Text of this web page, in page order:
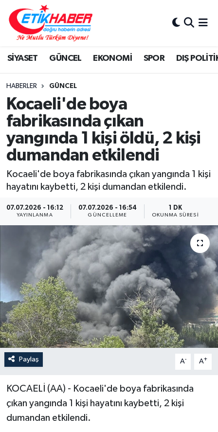
SİYASET GÜNCEL EKONOMİ SPOR DIŞ
HABERLER GÜNCEL
Kocaeli'de boya
fabrikasında çıkan
yangında 1 kişi öldü, 2 kişi
dumandan etkilendi
Kocaeli'de boya fabrikasında çıkan yangında 1 kişi
hayatını kaybetti, 2 kişi dumandan etkilendi.
07.07.2026 - 16:12
YAYINLANMA
07.07.2026 - 16:54
GÜNCELLEME
1 DK
OKUNMA SÜRESI
Paylaş A- A+
KOCAELİ (AA) - Kocaeli'de boya fabrikasında
çıkan yangında 1 kişi hayatını kaybetti, 2 kişi
dumandan etkilendi.
BİLİM-TEKNOLOJİ
DIŞ POLİTİKA
DÜNYA
EĞİTİM GENÇLİK
EKONOMİ
KÖŞE YAZILARI
KÜLTÜR-SANAT-MAGAZİN
MEDYA
ÖZEL HABER
RÖPORTAJLAR
SAĞLIK
SİYASET
GÜNCEL
SPOR
YAŞAM
Yerel
Nöbetçi Eczaneler
Hava Durumu
İstanbul Namaz Vakitleri
Trafik Durumu
Süper Lig Puan Durumu ve Fikstür
Tüm Manşetler
Son Dakika Haberleri
Haber Arşivi